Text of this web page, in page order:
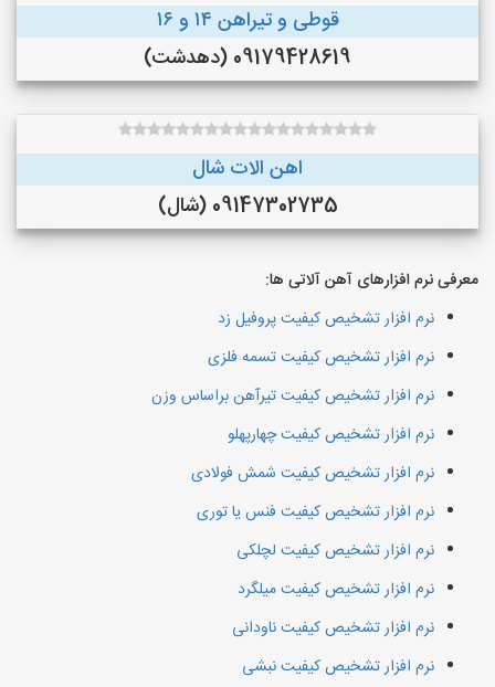
قوطی و تیراهن ۱۴ و ۱۶
09179428619 (دهدشت)
اهن الات شال
09147302735 (شال)
معرفی نرم افزارهای آهن آلاتی ها:
نرم افزار تشخیص کیفیت پروفیل زد
نرم افزار تشخیص کیفیت تسمه فلزی
نرم افزار تشخیص کیفیت تیرآهن براساس وزن
نرم افزار تشخیص کیفیت چهارپهلو
نرم افزار تشخیص کیفیت شمش فولادی
نرم افزار تشخیص کیفیت فنس یا توری
نرم افزار تشخیص کیفیت لچلکی
نرم افزار تشخیص کیفیت میلگرد
نرم افزار تشخیص کیفیت ناودانی
نرم افزار تشخیص کیفیت نبشی